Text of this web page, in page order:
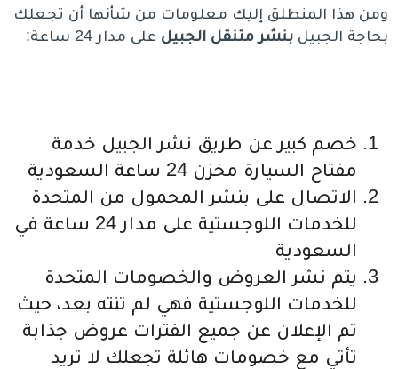
ومن هذا المنطلق إليك معلومات من شأنها أن تجعلك
بحاجة الجبيلبنشر متنقل الجبيل على مدار 24 ساعة:
خصم كبير عن طريق نشر الجبيل خدمة
مفتاح السيارة مخزن 24 ساعة السعودية
الاتصال على بنشر المحمول من المتحدة
للخدمات اللوجستية على مدار 24 ساعة في
السعودية
يتم نشر العروض والخصومات المتحدة
للخدمات اللوجستية فهي لم تنته بعد، حيث
تم الإعلان عن جميع الفترات عروض جذابة
تأتي مع خصومات هائلة تجعلك لا تريد